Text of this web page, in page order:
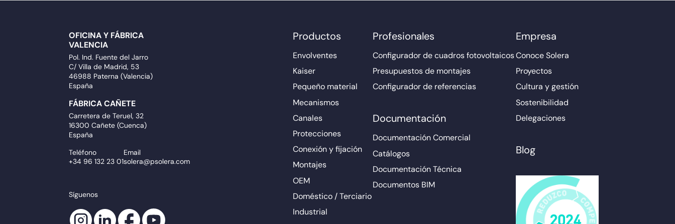
OFICINA Y FÁBRICA
VALENCIA
Pol. Ind. Fuente del Jarro
C/ Villa de Madrid, 53
46988 Paterna (Valencia)
España
FÁBRICA CAÑETE
Carretera de Teruel, 32
16300 Cañete (Cuenca)
España
Teléfono
+34 96 132 23 01
Email
solera@psolera.com
Síguenos
Productos
Envolventes
Kaiser
Pequeño material
Mecanismos
Canales
Protecciones
Conexión y fijación
Montajes
OEM
Doméstico / Terciario
Industrial
Profesionales
Configurador de cuadros fotovoltaicos
Presupuestos de montajes
Configurador de referencias
Documentación
Documentación Comercial
Catálogos
Documentación Técnica
Documentos BIM
Empresa
Conoce Solera
Proyectos
Cultura y gestión
Sostenibilidad
Delegaciones
Blog